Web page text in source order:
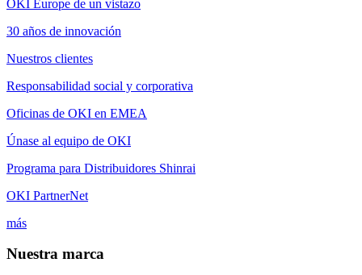
OKI Europe de un vistazo
30 años de innovación
Nuestros clientes
Responsabilidad social y corporativa
Oficinas de OKI en EMEA
Únase al equipo de OKI
Programa para Distribuidores Shinrai
OKI PartnerNet
más
Nuestra marca